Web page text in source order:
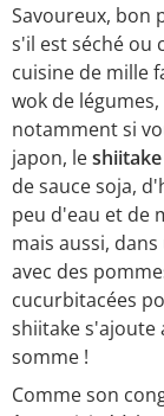
Savoureux, bon
s'il est séché ou
cuisine de mille
wok de
notamment si
japon, le
de sauce soja,
peu d'eau et de
mais aussi,
avec des
cucurbitacées
shiitake s'ajoute
somme !
Comme son